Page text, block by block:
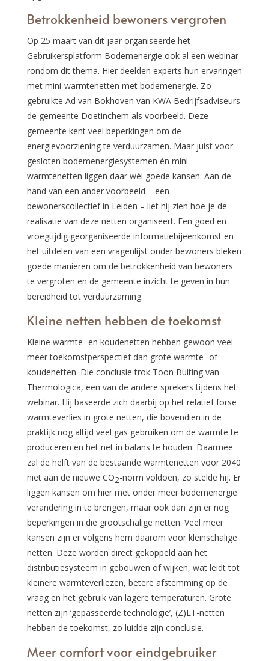
Betrokkenheid bewoners vergroten
Op 25 maart van dit jaar organiseerde het
Gebruikersplatform Bodemenergie ook al een webinar
rondom dit thema. Hier deelden experts hun ervaringen
met mini-warmtenetten met bodemenergie. Zo
gebruikte Ad van Bokhoven van KWA Bedrijfsadviseurs
de gemeente Doetinchem als voorbeeld. Deze
gemeente kent veel beperkingen om de
energievoorziening te verduurzamen. Maar juist voor
gesloten bodemenergiesystemen én mini-
warmtenetten liggen daar wél goede kansen. Aan de
hand van een ander voorbeeld – een
bewonerscollectief in Leiden – liet hij zien hoe je de
realisatie van deze netten organiseert. Een goed en
vroegtijdig georganiseerde informatiebijeenkomst en
het uitdelen van een vragenlijst onder bewoners bleken
goede manieren om de betrokkenheid van bewoners
te vergroten en de gemeente inzicht te geven in hun
bereidheid tot verduurzaming.
Kleine netten hebben de toekomst
Kleine warmte- en koudenetten hebben gewoon veel
meer toekomstperspectief dan grote warmte- of
koudenetten. Die conclusie trok Toon Buiting van
Thermologica, een van de andere sprekers tijdens het
webinar. Hij baseerde zich daarbij op het relatief forse
warmteverlies in grote netten, die bovendien in de
praktijk nog altijd veel gas gebruiken om de warmte te
produceren en het net in balans te houden. Daarmee
zal de helft van de bestaande warmtenetten voor 2040
niet aan de nieuwe CO2-norm voldoen, zo stelde hij. Er
liggen kansen om hier met onder meer bodemenergie
verandering in te brengen, maar ook dan zijn er nog
beperkingen in die grootschalige netten. Veel meer
kansen zijn er volgens hem daarom voor kleinschalige
netten. Deze worden direct gekoppeld aan het
distributiesysteem in gebouwen of wijken, wat leidt tot
kleinere warmteverliezen, betere afstemming op de
vraag en het gebruik van lagere temperaturen. Grote
netten zijn ‘gepasseerde technologie’, (Z)LT-netten
hebben de toekomst, zo luidde zijn conclusie.
Meer comfort voor eindgebruiker